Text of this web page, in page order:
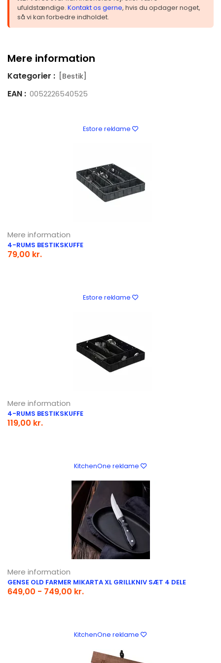
ufuldstændige. Kontakt os gerne, hvis du opdager noget,
så vi kan forbedre indholdet.
Mere information
Kategorier : [Bestik]
EAN : 0052226540525
Estore reklame
Mere information
4-RUMS BESTIKSKUFFE
79,00 kr.
Estore reklame
Mere information
4-RUMS BESTIKSKUFFE
119,00 kr.
KitchenOne reklame
Mere information
GENSE OLD FARMER MIKARTA XL GRILLKNIV SÆT 4 DELE
649,00 - 749,00 kr.
KitchenOne reklame